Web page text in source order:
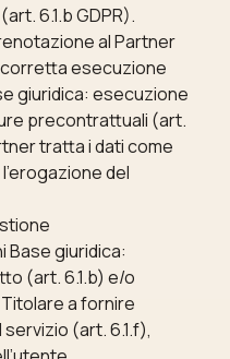
6.1.b GDPR).
al Partner
esecuzione
giuridica: esecuzione
precontrattuali (art.
tratta i dati come
del
giuridica:
(art. 6.1.b) e/o
a fornire
(art. 6.1.f),